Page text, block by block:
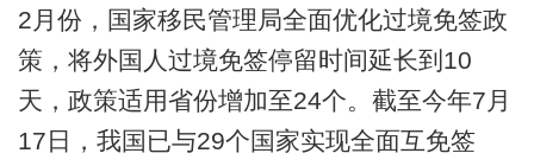
2月份，国家移民管理局全面优化过境免签政
策，将外国人过境免签停留时间延长到10
天，政策适用省份增加至24个。截至今年7月
17日，我国已与29个国家实现全面互免签